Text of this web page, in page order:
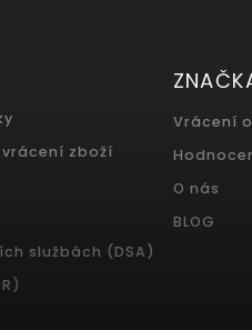
zboží
službách (DSA)
Vrácení
O nás
BLOG